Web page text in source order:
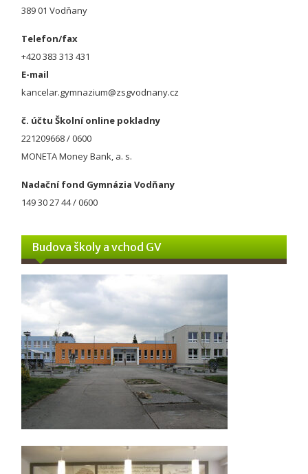
389 01 Vodňany
Telefon/fax
+420 383 313 431
E-mail
kancelar.gymnazium@zsgvodnany.cz
č. účtu Školní online pokladny
221209668 / 0600
MONETA Money Bank, a. s.
Nadační fond Gymnázia Vodňany
149 30 27 44 / 0600
Budova školy a vchod GV